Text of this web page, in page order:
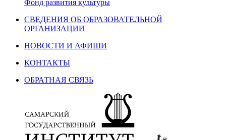
Фонд развития культуры
СВЕДЕНИЯ ОБ ОБРАЗОВАТЕЛЬНОЙ
ОРГАНИЗАЦИИ
НОВОСТИ И АФИШИ
КОНТАКТЫ
ОБРАТНАЯ СВЯЗЬ